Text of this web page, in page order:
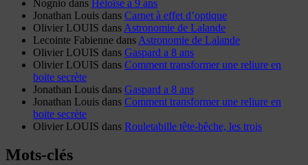
Nognio dans Héloïse a 9 ans
Jonathan Louis dans Carnet à effet d’optique
Olivier LOUIS dans Astronomie de Lalande
Lecointe Fabienne dans Astronomie de Lalande
Olivier LOUIS dans Gaspard a 8 ans
Olivier LOUIS dans Comment transformer une reliure en
boite secrète
Jonathan Louis dans Gaspard a 8 ans
Jonathan Louis dans Comment transformer une reliure en
boite secrète
Olivier LOUIS dans Rouletabille tête-bêche, les trois
Mots-clés